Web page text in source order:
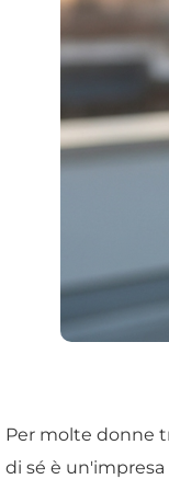
Per molte donne
di sé è